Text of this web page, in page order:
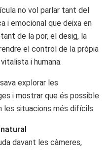
no vol parlar tant del
i emocional que deixa en
de la por, el desig, la
el control de la pròpia
i humana.
explorar les
i mostrar que és possible
les situacions més difícils.
davant les càmeres,